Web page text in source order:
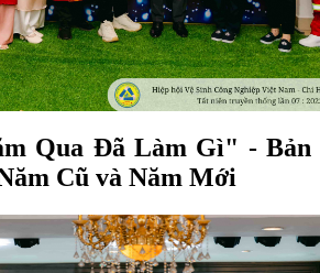
Qua Đã Làm Gì" - Bản
Cũ và Năm Mới